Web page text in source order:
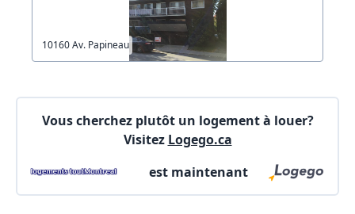
10160 Av. Papineau
Vous cherchez plutôt un logement à louer?
Visitez Logego.ca
est maintenant
X Fermer Envoyez
Lien vers inscription (sera inclus dans courriel)
Copier lien
X Fermer Envoyez